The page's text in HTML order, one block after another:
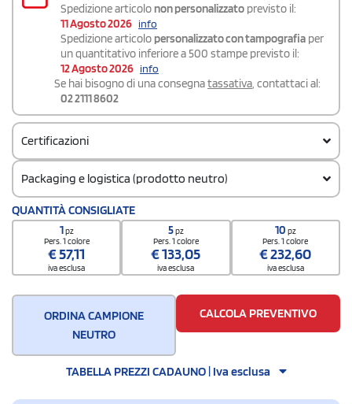
Spedizione articolo non personalizzato previsto il:
11 Agosto 2026 info
Spedizione articolo personalizzato con tampografia per
un quantitativo inferiore a 500 stampe previsto il:
12 Agosto 2026 info
Se hai bisogno di una consegnatassativa, contattaci al:
02 2111 8602
Certificazioni
Packaging e logistica (prodotto neutro)
Codice doganale
8504318090000000000000
Quantità per scatola
QUANTITÀ CONSIGLIATE
1pz
Pers. 1 colore
€57,11
iva esclusa
5pz
Pers. 1 colore
€133,05
iva esclusa
10 pz
Pers. 1 colore
€232,60
iva esclusa
ORDINA CAMPIONE
NEUTRO
CALCOLA PREVENTIVO
TABELLA PREZZI CADAUNO | Iva esclusa